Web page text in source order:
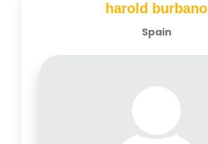
harold burbano
Spain